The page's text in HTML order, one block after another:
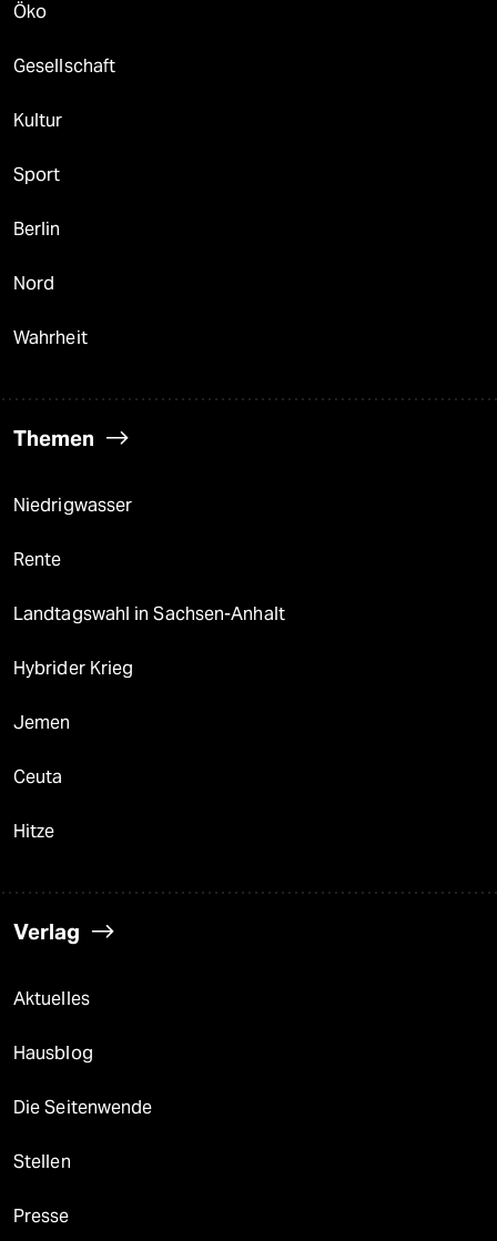
Öko
Gesellschaft
Kultur
Sport
Berlin
Nord
Wahrheit
Themen
Niedrigwasser
Rente
Landtagswahl in Sachsen-Anhalt
Hybrider Krieg
Jemen
Ceuta
Hitze
Verlag
Aktuelles
Hausblog
Die Seitenwende
Stellen
Presse